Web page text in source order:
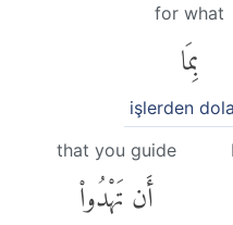
for what
بِمَا
işlerden
that you guide
أَن تَهْدُوا۟